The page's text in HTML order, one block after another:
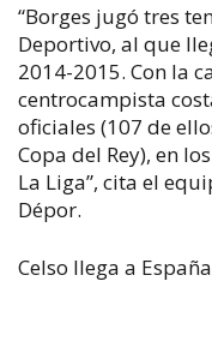
“Borges jugó tres
Deportivo, al que
2014-2015. Con la
centrocampista
oficiales (107 de
Copa del Rey), en
La Liga”, cita el
Dépor.
Celso llega a